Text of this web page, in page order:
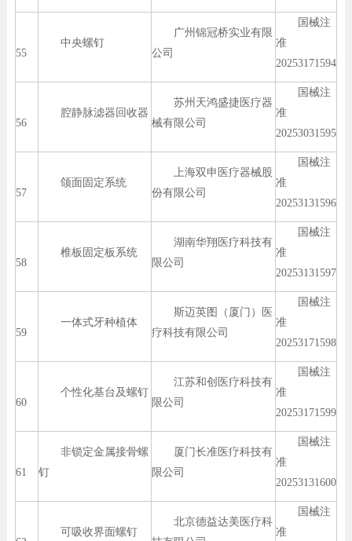
55
中央螺钉
广州锦冠桥实业有限
公司
国械注
准
20253171594
56
腔静脉滤器回收器
苏州天鸿盛捷医疗器
械有限公司
国械注
准
20253031595
57
颌面固定系统
上海双申医疗器械股
份有限公司
国械注
准
20253131596
58
椎板固定板系统
湖南华翔医疗科技有
限公司
国械注
准
20253131597
59
一体式牙种植体
斯迈英图（厦门）医
疗科技有限公司
国械注
准
20253171598
60
个性化基台及螺钉
江苏和创医疗科技有
限公司
国械注
准
20253171599
61
非锁定金属接骨螺
钉
厦门长准医疗科技有
限公司
国械注
准
20253131600
可吸收界面螺钉
北京德益达美医疗科
国械注
准